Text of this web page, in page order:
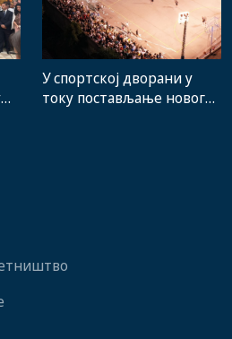
У спортској дворани у
току постављање новог